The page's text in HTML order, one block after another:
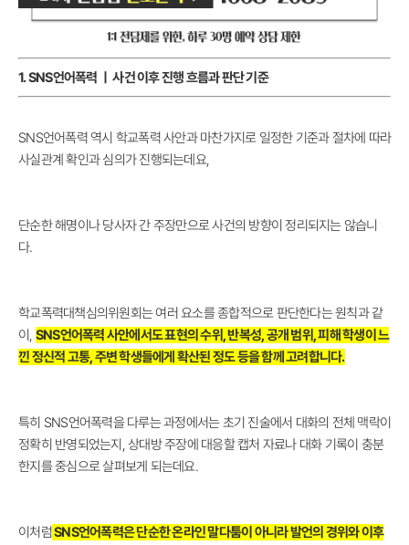
1. SNS언어폭력 ㅣ 사건 이후 진행 흐름과 판단 기준
SNS언어폭력 역시 학교폭력 사안과 마찬가지로 일정한 기준과 절차에 따라
사실관계 확인과 심의가 진행되는데요,
단순한 해명이나 당사자 간 주장만으로 사건의 방향이 정리되지는 않습니
다.
학교폭력대책심의위원회는 여러 요소를 종합적으로 판단한다는 원칙과 같
이, SNS언어폭력 사안에서도 표현의 수위, 반복성, 공개 범위, 피해 학생이 느
낀 정신적 고통, 주변 학생들에게 확산된 정도 등을 함께 고려합니다.
특히 SNS언어폭력을 다루는 과정에서는 초기 진술에서 대화의 전체 맥락이
정확히 반영되었는지, 상대방 주장에 대응할 캡처 자료나 대화 기록이 충분
한지를 중심으로 살펴보게 되는데요.
이처럼SNS언어폭력은 단순한 온라인 말다툼이 아니라 발언의 경위와 이후